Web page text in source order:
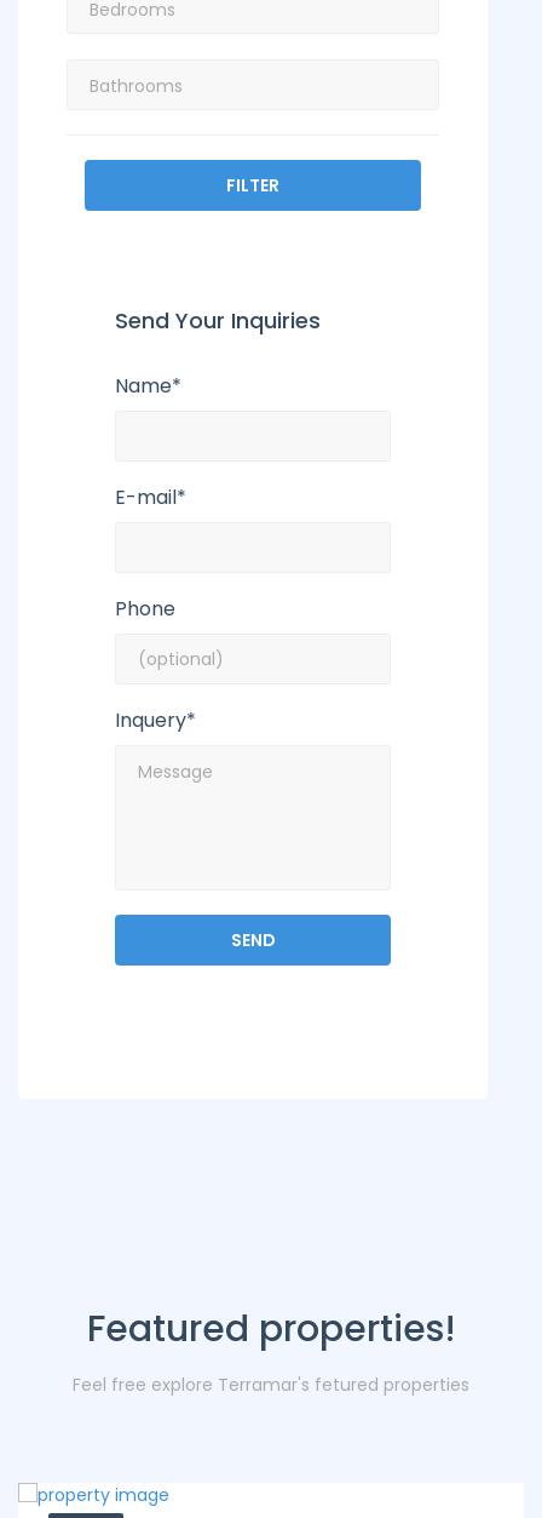
FILTER
Send Your Inquiries
Name*
E-mail*
Phone
Inquery*
Featured properties!
Feel free explore Terramar's fetured properties